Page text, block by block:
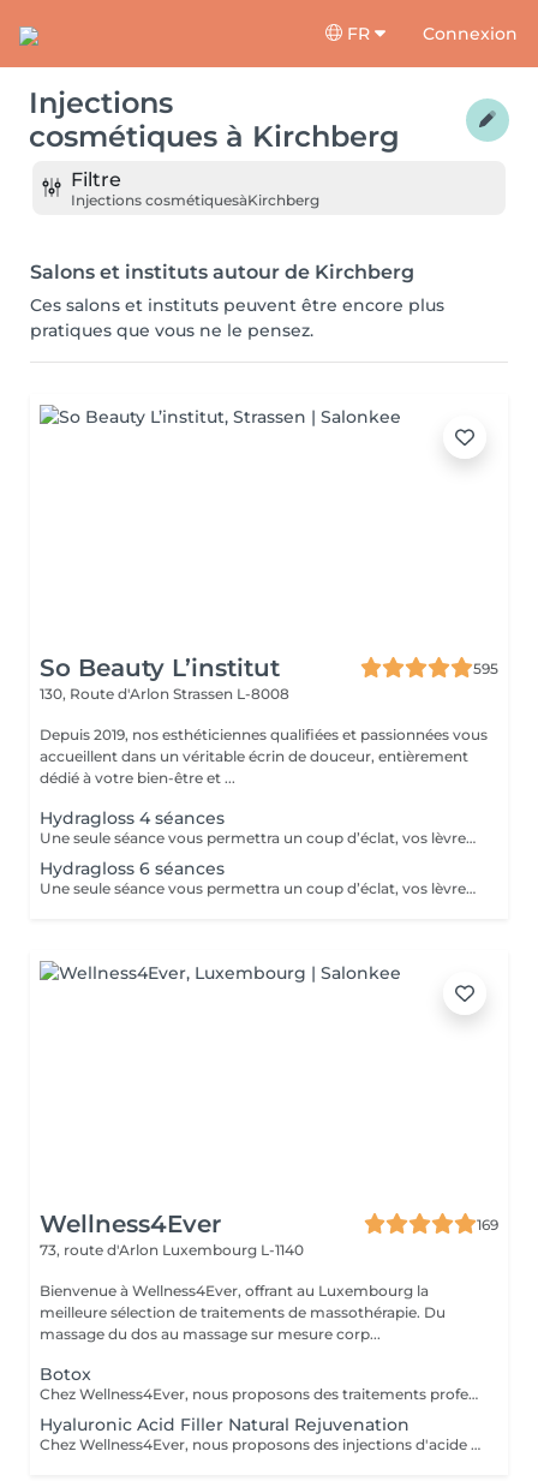
FR Connexion
Injections
cosmétiques à Kirchberg
Filtre
Injections cosmétiquesàKirchberg
Salons et instituts autour de Kirchberg
Ces salons et instituts peuvent être encore plus
pratiques que vous ne le pensez.
So Beauty L’institut
595
130, Route d'Arlon Strassen L-8008
Depuis 2019, nos esthéticiennes qualifiées et passionnées vous
accueillent dans un véritable écrin de douceur, entièrement
dédié à votre bien-être et ...
Hydragloss 4 séances
Une seule séance vous permettra un coup d’éclat, vos lèvres seront plus confortables, plus lisses, repulpées avec un peu plus de volume. Pour un résultat durable, l’idéal est de faire ce soin sous forme de cure de 4 à 10 séances. Vos lèvres seront hydratées, libérées de l’inconfort de la sécheresse.
Hydragloss 6 séances
Une seule séance vous permettra un coup d’éclat, vos lèvres seront plus confortables, plus lisses, repulpées avec un peu plus de volume. Pour un résultat durable, l’idéal est de faire ce soin sous forme de cure de 4 à 10 séances.
Wellness4Ever
169
73, route d'Arlon Luxembourg L-1140
Bienvenue à Wellness4Ever, offrant au Luxembourg la
meilleure sélection de traitements de massothérapie. Du
massage du dos au massage sur mesure corp...
Botox
Chez Wellness4Ever, nous proposons des traitements professionnels de Botox, exclusivement réalisés par un médecin spécialisé afin de garantir une expertise et une prise en charge optimale. Nos séances de Botox permettent de lisser les rides du front, les pattes d'oie et les rides du lion, offrant un résultat naturel qui sublime votre visage. L'intervention est rapide, nécessite peu de temps de récupération et est effectuée avec précision.
Hyaluronic Acid Filler Natural Rejuvenation
Chez Wellness4Ever, nous proposons des injections d'acide hyaluronique (fillers), réalisées exclusivement par un médecin spécialisé afin de restaurer les volumes, lisser les rides et sublimer les contours du visage. Ce traitement non chirurgical permet de rajeunir efficacement les lèvres, les pommettes, les sillons nasogéniens et l'ovale du visage, offrant un résultat naturel et harmonieux. La procédure est rapide, peu invasive et procure une amélioration immédiate et durable.